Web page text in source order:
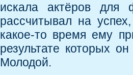
искала актёров для
рассчитывал на
какое-то время ему
результате которых
Молодой.